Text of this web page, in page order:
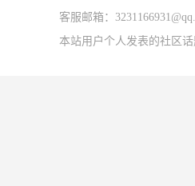
客服邮箱：
本站用户个人发表的社区